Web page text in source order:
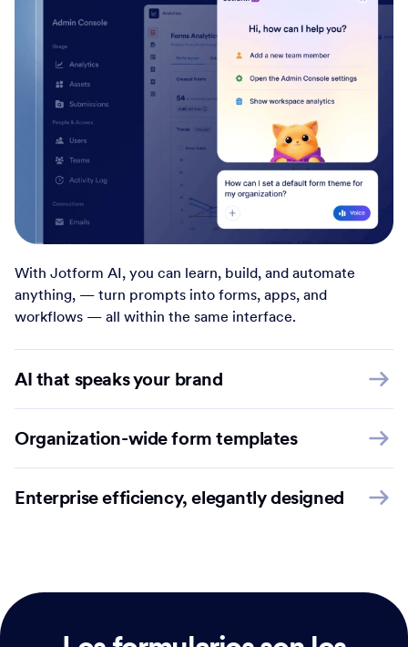
With Jotform AI, you can learn, build, and automate
anything, — turn prompts into forms, apps, and
workflows — all within the same interface.
AI that speaks your brand
Organization-wide form templates
Enterprise efficiency, elegantly designed